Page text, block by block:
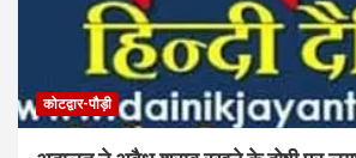
कोटद्वार-पौड़ी